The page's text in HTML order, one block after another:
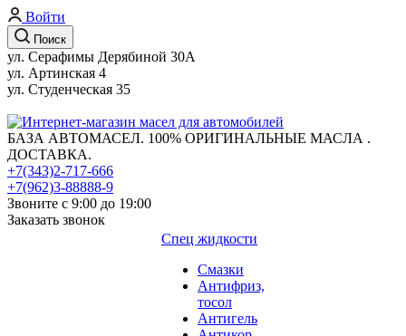
Войти
Поиск
ул. Серафимы Дерябиной 30А
ул. Артинская 4
ул. Студенческая 35
БАЗА АВТОМАСЕЛ. 100% ОРИГИНАЛЬНЫЕ МАСЛА .
ДОСТАВКА.
+7(343)2-717-666
+7(962)3-88888-9
Звоните с 9:00 до 19:00
Заказать звонок
Спец жидкости
Смазки
Антифриз,
тосол
Антигель